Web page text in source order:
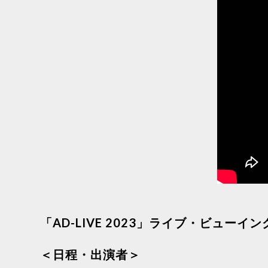
「AD-LIVE 2023」ライブ・ビューイン
＜日程・出演者＞